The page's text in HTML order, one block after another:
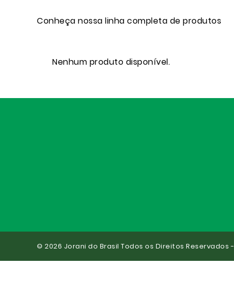
Conheça nossa linha completa de produtos
Nenhum produto disponível.
© 2026 Jorani do Brasil Todos os Direitos Reservados -